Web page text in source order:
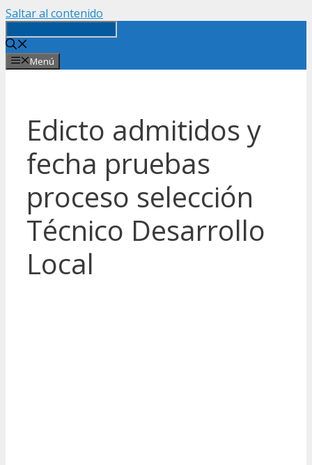
Saltar al contenido
Menú
Edicto admitidos y
fecha pruebas
proceso selección
Técnico Desarrollo
Local